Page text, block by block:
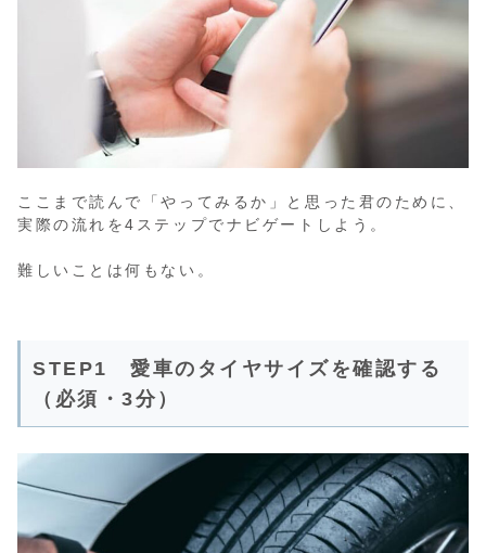
ここまで読んで「やってみるか」と思った君のために、
実際の流れを4ステップでナビゲートしよう。
難しいことは何もない。
STEP1 愛車のタイヤサイズを確認する
（必須・3分）